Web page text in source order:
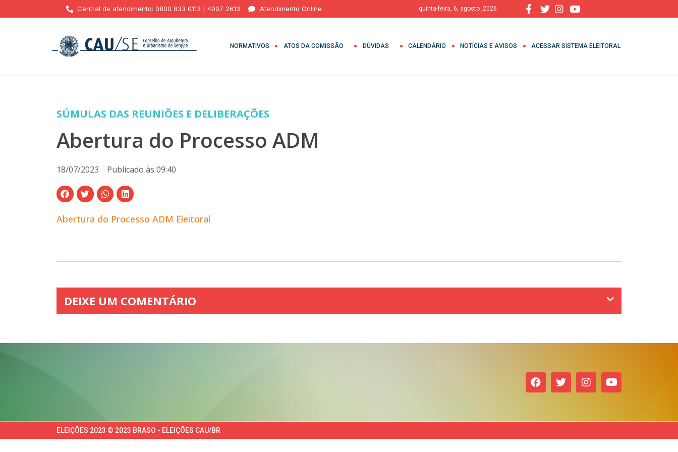
Central de atendimento: 0800 833 0113 | 4007 2613 Atendimento Online quinta-feira, 6, agosto ,2026
NORMATIVOS ATOS DA COMISSÃO DÚVIDAS CALENDÁRIO NOTÍCIAS E AVISOS ACESSAR SISTEMA ELEITORAL
SÚMULAS DAS REUNIÕES E DELIBERAÇÕES
Abertura do Processo ADM
18/07/2023 Publicado às 09:40
Abertura do Processo ADM Eleitoral
DEIXE UM COMENTÁRIO
ELEIÇÕES 2023 © 2023 BRASO - ELEIÇÕES CAU/BR